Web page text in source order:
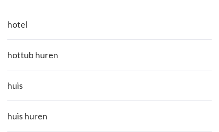
hotel
hottub huren
huis
huis huren